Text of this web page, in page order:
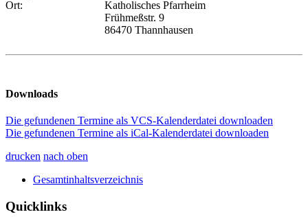
Ort:
Katholisches Pfarrheim
Frühmeßstr. 9
86470 Thannhausen
Downloads
Die gefundenen Termine als VCS-Kalenderdatei downloaden
Die gefundenen Termine als iCal-Kalenderdatei downloaden
drucken nach oben
Gesamtinhaltsverzeichnis
Quicklinks